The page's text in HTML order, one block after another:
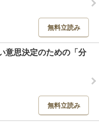
無料立読み
意思決定のための「分
無料立読み